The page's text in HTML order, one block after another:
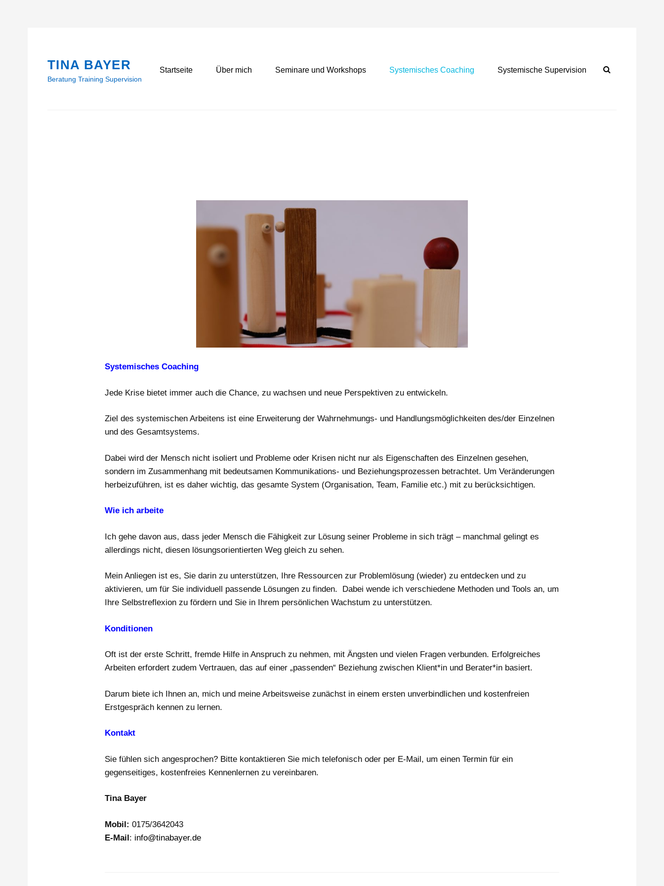
contentTINA BAYER
Beratung Training Supervision
Primary
Startseite Über mich Seminare und Workshops Systemisches Coaching Systemische Supervision
Systemisches Coaching
Jede Krise bietet immer auch die Chance, zu wachsen und neue Perspektiven zu entwickeln.
Ziel des systemischen Arbeitens ist eine Erweiterung der Wahrnehmungs- und Handlungsmöglichkeiten des/der Einzelnen
und des Gesamtsystems.
Dabei wird der Mensch nicht isoliert und Probleme oder Krisen nicht nur als Eigenschaften des Einzelnen gesehen,
sondern im Zusammenhang mit bedeutsamen Kommunikations- und Beziehungsprozessen betrachtet. Um Veränderungen
herbeizuführen, ist es daher wichtig, das gesamte System (Organisation, Team, Familie etc.) mit zu berücksichtigen.
Wie ich arbeite
Ich gehe davon aus, dass jeder Mensch die Fähigkeit zur Lösung seiner Probleme in sich trägt – manchmal gelingt es
allerdings nicht, diesen lösungsorientierten Weg gleich zu sehen.
Mein Anliegen ist es, Sie darin zu unterstützen, Ihre Ressourcen zur Problemlösung (wieder) zu entdecken und zu
aktivieren, um für Sie individuell passende Lösungen zu finden. Dabei wende ich verschiedene Methoden und Tools an, um
Ihre Selbstreflexion zu fördern und Sie in Ihrem persönlichen Wachstum zu unterstützen.
Konditionen
Oft ist der erste Schritt, fremde Hilfe in Anspruch zu nehmen, mit Ängsten und vielen Fragen verbunden. Erfolgreiches
Arbeiten erfordert zudem Vertrauen, das auf einer „passenden“ Beziehung zwischen Klient*in und Berater*in basiert.
Darum biete ich Ihnen an, mich und meine Arbeitsweise zunächst in einem ersten unverbindlichen und kostenfreien
Erstgespräch kennen zu lernen.
Kontakt
Sie fühlen sich angesprochen? Bitte kontaktieren Sie mich telefonisch oder per E-Mail, um einen Termin für ein
gegenseitiges, kostenfreies Kennenlernen zu vereinbaren.
Tina Bayer
Mobil: 0175/3642043
E-Mail: info@tinabayer.de